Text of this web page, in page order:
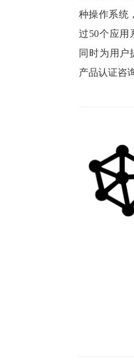
种操作系统
过50个应用
同时为用户
产品认证咨